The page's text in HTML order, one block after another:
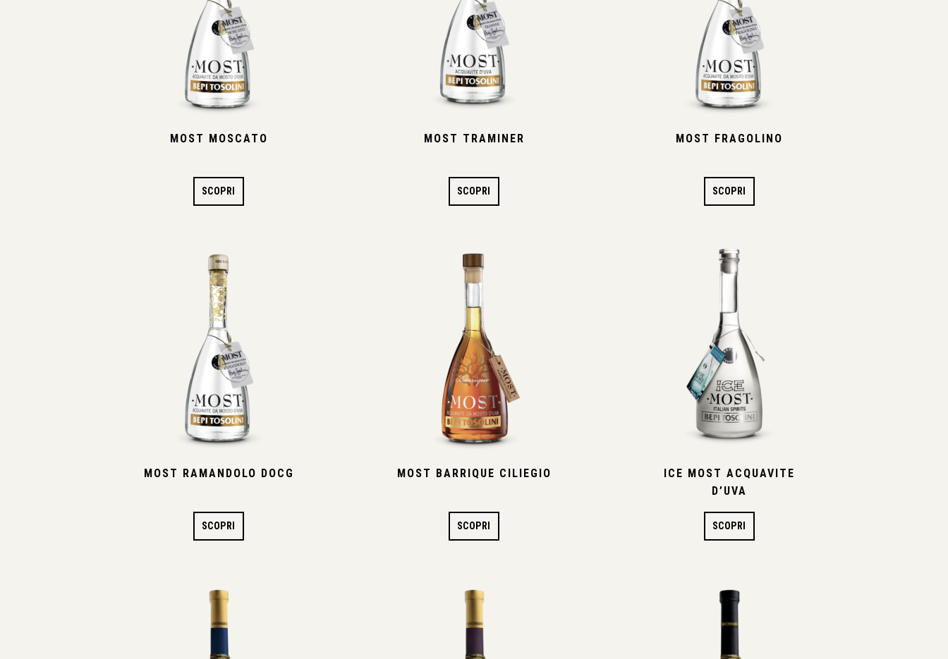
MOST MOSCATO
SCOPRI
MOST TRAMINER
SCOPRI
MOST FRAGOLINO
SCOPRI
MOST RAMANDOLO DOCG
SCOPRI
MOST BARRIQUE CILIEGIO
SCOPRI
ICE MOST ACQUAVITE
D’UVA
SCOPRI